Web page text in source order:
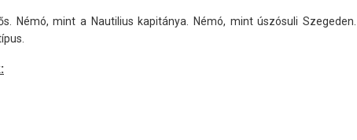
Némó, mint a Nautilius kapitánya. Némó, mint úszósuli Szegeden.